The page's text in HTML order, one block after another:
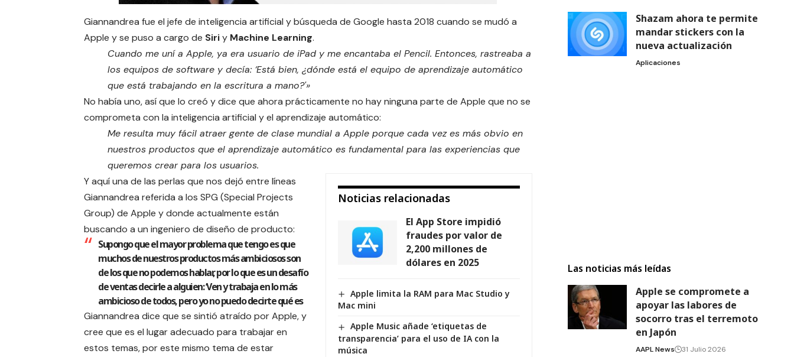
Giannandrea fue el jefe de inteligencia artificial y búsqueda de Google hasta 2018 cuando se mudó a
Apple y se puso a cargo de Siriy Machine Learning.
Cuando me uní a Apple, ya era usuario de iPad y me encantaba el Pencil. Entonces, rastreaba a
los equipos de software y decía: ‘Está bien, ¿dónde está el equipo de aprendizaje automático
que está trabajando en la escritura a mano?'»
No había uno, así que lo creó y dice que ahora prácticamente no hay ninguna parte de Apple que no se
comprometa con la inteligencia artificial y el aprendizaje automático:
Me resulta muy fácil atraer gente de clase mundial a Apple porque cada vez es más obvio en
nuestros productos que el aprendizaje automático es fundamental para las experiencias que
queremos crear para los usuarios.
Noticias relacionadas
El App Store impidió
fraudes por valor de
2,200 millones de
dólares en 2025
Apple limita la RAM para Mac Studio y
Mac mini
Apple Music añade ‘etiquetas de
transparencia’ para el uso de IA con la
música
Y aquí una de las perlas que nos dejó entre líneas
Giannandrea referida a los SPG (Special Projects
Group) de Apple y donde actualmente están
buscando a un ingeniero de diseño de producto:
Supongo que el mayor problema que tengo es que
muchos de nuestros productos más ambiciosos son
de los que no podemos hablar, por lo que es un desafío
de ventas decirle a alguien: ‘Ven y trabaja en lo más
ambicioso de todos, pero yo no puedo decirte qué es
Giannandrea dice que se sintió atraído por Apple, y
cree que es el lugar adecuado para trabajar en
estos temas, por este mismo tema de estar
Shazam ahora te permite
mandar stickers con la
nueva actualización
Aplicaciones
Las noticias más leídas
Apple se compromete a
apoyar las labores de
socorro tras el terremoto
en Japón
AAPL News 31 Julio 2026